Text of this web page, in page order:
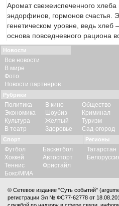
Аромат свежеиспеченного
эндорфинов, гормонов счастья.
генетическом уровне, ведь хлеб
основа повседневного рациона
Новости
Все новости
В мире
Фото
Новости партнеров
Рубрики
Политика
Экономика
Культура
В театр
В кино
Шоубиз
Желтый
Здоровье
Общество
Криминал
Туризм
Сад-огород
Спорт
Футбол
Хоккей
Теннис
Бокс/ММА
Баскетбол
Автоспорт
Фристайл
Регионы
Татарстан
© Сетевое издание "Суть событий"
регистрации Эл № ФС77-62778 от